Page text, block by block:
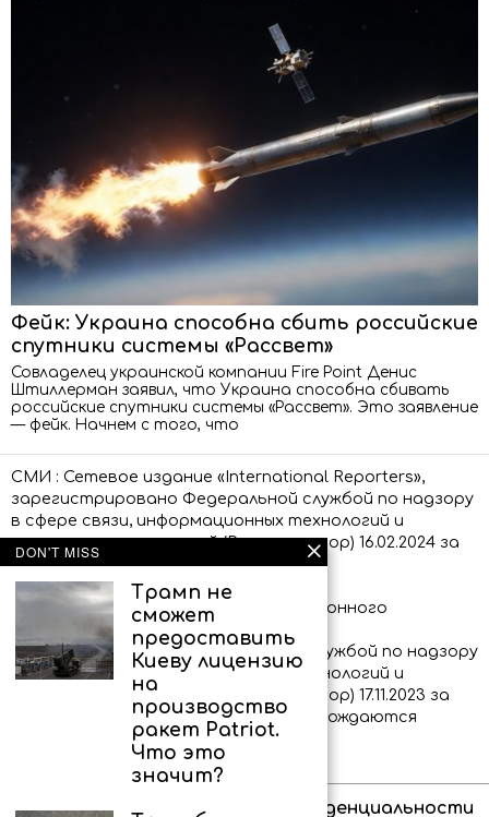
Фейк: Украина способна сбить российские
спутники системы «Рассвет»
Совладелец украинской компании Fire Point Денис
Штиллерман заявил, что Украина способна сбивать
российские спутники системы «Рассвет». Это заявление
— фейк. Начнем с того, что
СМИ : Сетевое издание «International Reporters»,
зарегистрировано Федеральной службой по надзору
в сфере связи, информационных технологий и
массовых коммуникаций (Роскомнадзор) 16.02.2024 за
номером ЭЛ № ФС 77 – 86873.
Сообщения и материалы информационного
агентства «International Reporters»
(зарегистрировано Федеральной службой по надзору
в сфере связи, информационных технологий и
массовых коммуникаций (Роскомнадзор) 17.11.2023 за
номером ИА № ФС 77 – 86339) сопровождаются
Об агентстве Политика конфиденциальности
DON'T MISS
Трамп не
сможет
предоставить
Киеву лицензию
на
производство
ракет Patriot.
Что это
значит?